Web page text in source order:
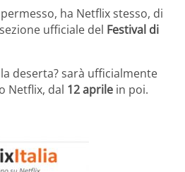
ha Netflix stesso, di
ufficiale del Festival di
deserta? sarà ufficialmente
Netflix, dal 12 aprile in poi.